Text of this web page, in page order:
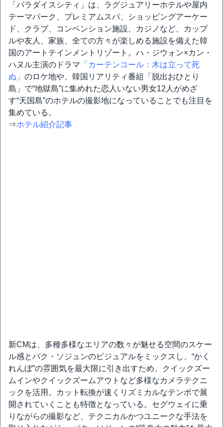
「パラダイスシティ」は、ラグジュアリーホテルや屋内
テーマパーク、プレミアムスパ、ショッピングアーケー
ド、クラブ、コンベンション施設、カジノなど、カップ
ルや友人、家族、全ての方々が楽しめる施設を備えた韓
国のアートテインメントリゾート。ハ・ジウォン×カン・
ハヌル主演のドラマ 「カーテンコール：木は立って死
ぬ」 のロケ地や、韓国リアリティ番組「脱出おひとり
島」で“地獄島”に集めれた恋人いない男女12人がめざ
す“天国島”のホテルの撮影地になっていることでも注目を
集めている。
⇒ホテル紹介記事
新CMは、多種多様なエリアの数々が魅せる空間のスケー
ル感とパク・ソジュンのビジュアルをミックスし、“かく
れんぼ”の雰囲気を最大限に引き出すため、クイックズー
ムインやクイックズームアウトなど多様なカメラテクニ
ックを活用。カット転換が速くリズミカルなテンポで展
開されていくことも特徴となっている。セグウェイに乗
りながらの撮影など、テクニカルかつユニークな手法を